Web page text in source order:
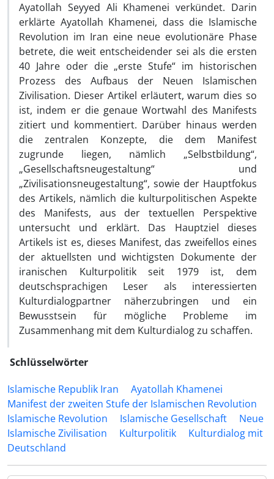
Ayatollah Seyyed Ali Khamenei verkündet. Darin
erklärte Ayatollah Khamenei, dass die Islamische
Revolution im Iran eine neue evolutionäre Phase
betrete, die weit entscheidender sei als die ersten
40 Jahre oder die „erste Stufe“ im historischen
Prozess des Aufbaus der Neuen Islamischen
Zivilisation. Dieser Artikel erläutert, warum dies so
ist, indem er die genaue Wortwahl des Manifests
zitiert und kommentiert. Darüber hinaus werden
die zentralen Konzepte, die dem Manifest
zugrunde liegen, nämlich „Selbstbildung“,
„Gesellschaftsneugestaltung“ und
„Zivilisationsneugestaltung“, sowie der Hauptfokus
des Artikels, nämlich die kulturpolitischen Aspekte
des Manifests, aus der textuellen Perspektive
untersucht und erklärt. Das Hauptziel dieses
Artikels ist es, dieses Manifest, das zweifellos eines
der aktuellsten und wichtigsten Dokumente der
iranischen Kulturpolitik seit 1979 ist, dem
deutschsprachigen Leser als interessierten
Kulturdialogpartner näherzubringen und ein
Bewusstsein für mögliche Probleme im
Zusammenhang mit dem Kulturdialog zu schaffen.
Schlüsselwörter
Islamische Republik Iran
Ayatollah Khamenei
Manifest der zweiten Stufe der Islamischen Revolution
Islamische Revolution
Islamische Gesellschaft
Neue
Islamische Zivilisation
Kulturpolitik
Kulturdialog mit
Deutschland